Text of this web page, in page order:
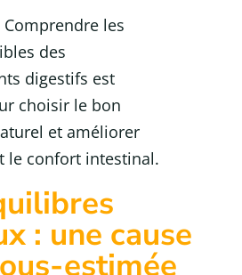
Comprendre les
des
digestifs est
choisir le bon
et améliorer
le confort intestinal.
: une cause
estimée